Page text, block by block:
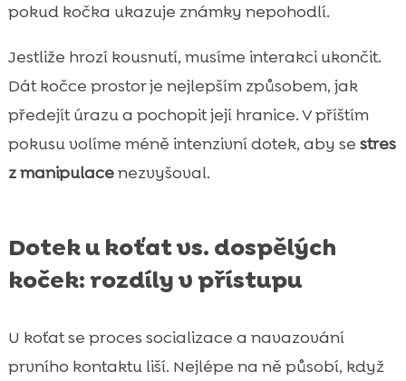
pokud kočka ukazuje známky nepohodlí.
Jestliže hrozí kousnutí, musíme interakci ukončit.
Dát kočce prostor je nejlepším způsobem, jak
předejít úrazu a pochopit její hranice. V příštím
pokusu volíme méně intenzivní dotek, aby se stres
z manipulacenezvyšoval.
Dotek u koťat vs. dospělých
koček: rozdíly v přístupu
U koťat se proces socializace a navazování
prvního kontaktu liší. Nejlépe na ně působí, když